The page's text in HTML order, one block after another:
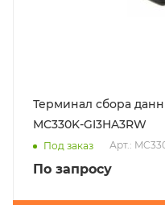
Терминал сбора
MC330K-GI3HA3RW
Под заказ Арт.:
По запросу